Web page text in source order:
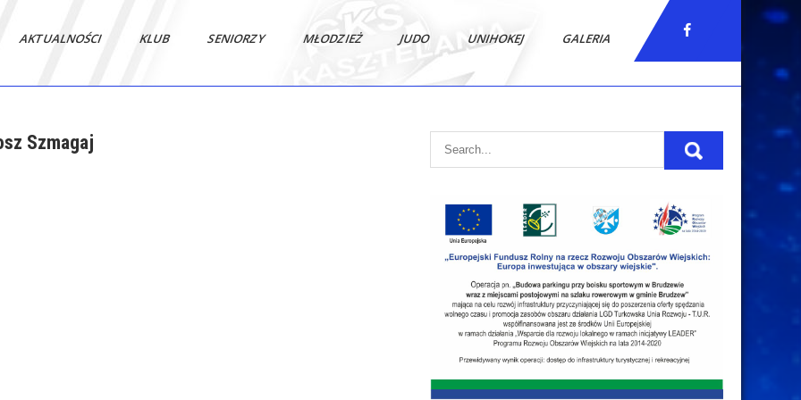
AKTUALNOŚCI KLUB SENIORZY MŁODZIEŻ JUDO UNIHOKEJ GALERIA
Szmagaj